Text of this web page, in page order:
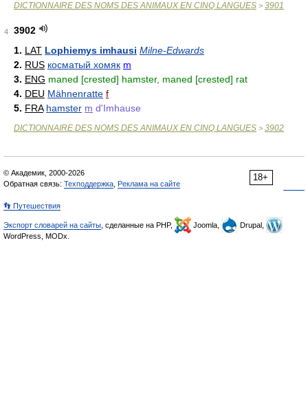
DICTIONNAIRE DES NOMS DES ANIMAUX EN CINQ LANGUES > 3901
4
3902
1. LAT Lophiemys imhausi Milne-Edwards
2. RUS косматый хомяк m
3. ENG maned [crested] hamster, maned [crested] rat
4. DEU Mähnenratte f
5. FRA hamster m d'Imhause
DICTIONNAIRE DES NOMS DES ANIMAUX EN CINQ LANGUES > 3902
18+
© Академик, 2000-2026
Обратная связь: Техподдержка Реклама на сайте
👣 Путешествия
Экспорт словарей на сайты , сделанные на PHP, Joomla,
Drupal,
WordPress, MODx.